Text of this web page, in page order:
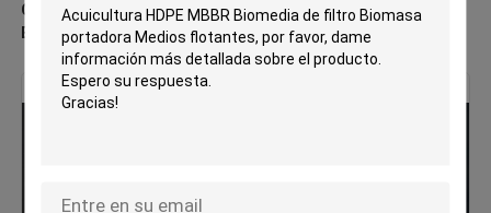
China Fabricante Nuevo
Biomover de material de
Hdpe
virgen de HDPE MBBR